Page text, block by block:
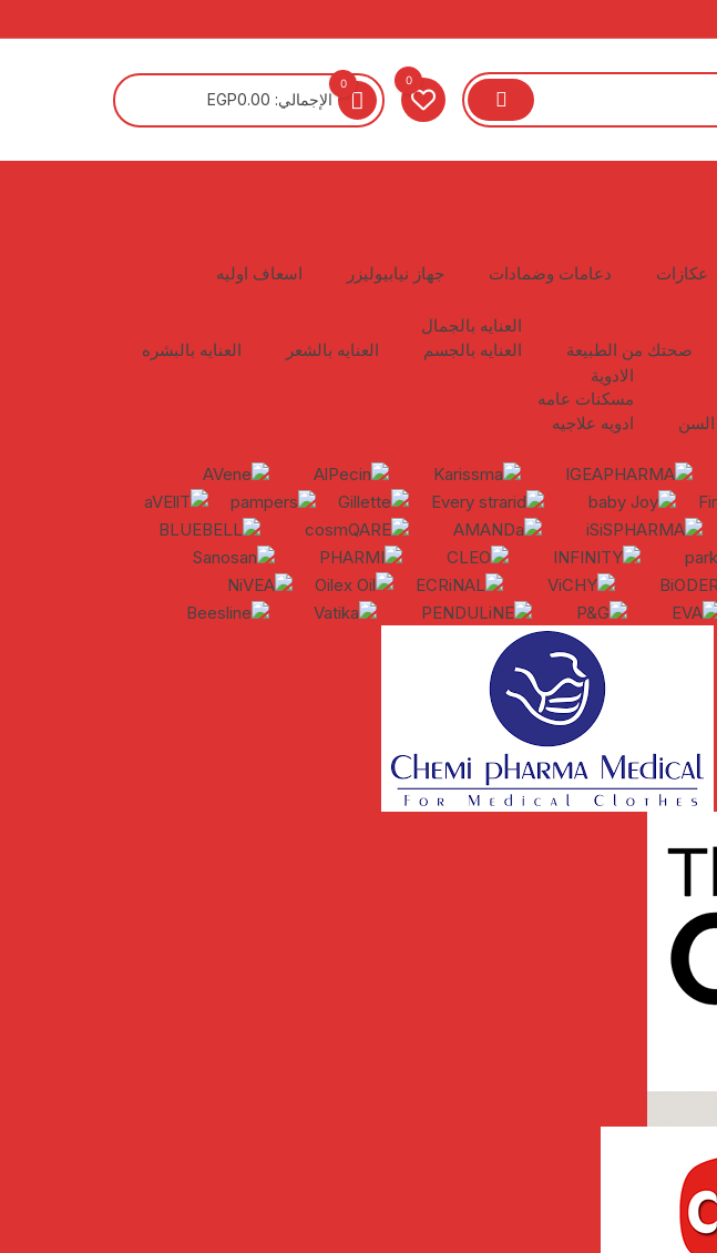
0
0
الإجمالي: EGP0.00
عكازات دعامات وضمادات جهاز نيابيوليزر
اسعاف اوليه
صحتك من الطبيعة
العنايه بالجمال
العنايه بالجسم
العنايه بالشعر العنايه بالبشره
السن
الادوية
مسكنات عامه
ادويه علاجيه